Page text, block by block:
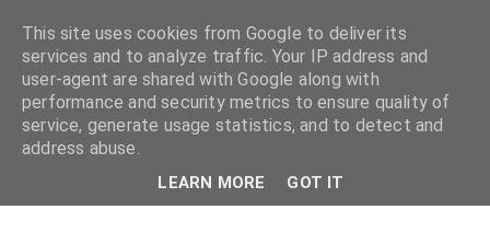
This site uses cookies from Google to deliver its
services and to analyze traffic. Your IP address and
user-agent are shared with Google along with
performance and security metrics to ensure quality of
service, generate usage statistics, and to detect and
address abuse.
LEARN MORE GOT IT